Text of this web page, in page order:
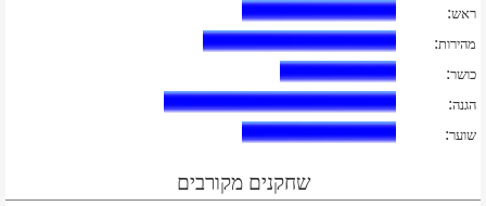
ראש:
מהירות:
כושר:
הגנה:
שוער:
שחקנים מקורבים